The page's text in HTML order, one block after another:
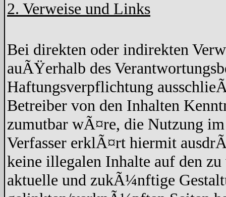
2. Verweise und Links
Bei direkten oder indirekten
auÃŸerhalb des
Haftungsverpflichtung
Betreiber von den Inhalten
zumutbar wÃ¤re, die Nutzung
Verfasser erklÃ¤rt hiermit
keine illegalen Inhalte auf den
aktuelle und zukÃ¼nftige